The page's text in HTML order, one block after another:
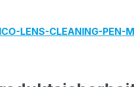
LENS-CLEANING-PEN-